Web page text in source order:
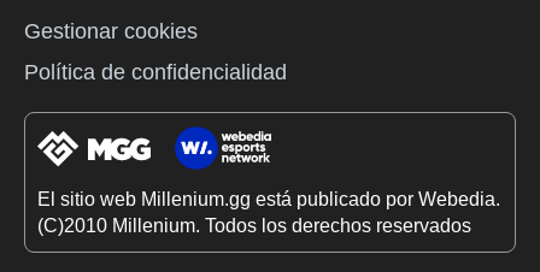
Gestionar cookies
Política de confidencialidad
El sitio web Millenium.gg está publicado por Webedia.
(C)2010 Millenium. Todos los derechos reservados